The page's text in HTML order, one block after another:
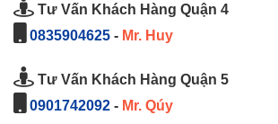
Tư Vấn Khách Hàng Quận 4
0835904625 - Mr. Huy
Tư Vấn Khách Hàng Quận 5
0901742092 - Mr. Qúy